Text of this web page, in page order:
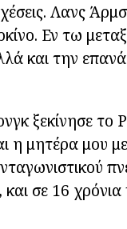
Λανς
Εν τω
και την
ξεκίνησε το
η μητέρα μου
σε 16